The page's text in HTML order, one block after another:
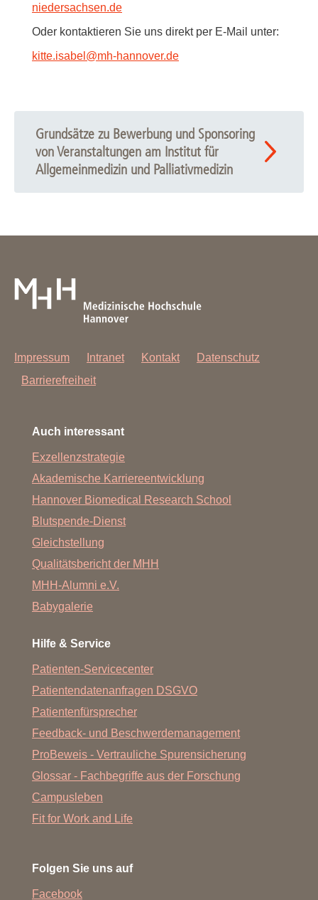
niedersachsen.de
Oder kontaktieren Sie uns direkt per E-Mail unter:
kitte.isabel @mh-hannover.de
Grundsätze zu Bewerbung und Sponsoring
von Veranstaltungen am Institut für
Allgemeinmedizin und Palliativmedizin
Impressum Intranet Kontakt
Datenschutz
Barrierefreiheit
Auch interessant
Exzellenzstrategie
Akademische Karriereentwicklung
Hannover Biomedical Research School
Blutspende-Dienst
Gleichstellung
Qualitätsbericht der MHH
MHH-Alumni e.V.
Babygalerie
Hilfe & Service
Patienten-Servicecenter
Patientendatenanfragen DSGVO
Patientenfürsprecher
Feedback- und Beschwerdemanagement
ProBeweis - Vertrauliche Spurensicherung
Glossar - Fachbegriffe aus der Forschung
Campusleben
Fit for Work and Life
Folgen Sie uns auf
Facebook